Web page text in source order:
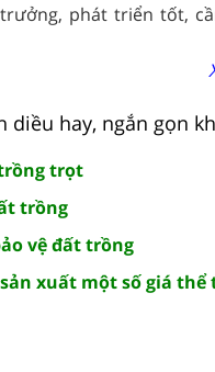
phát triển tốt,
diều hay, ngắn gọn
trọt
trồng
vệ đất trồng
xuất một số giá thể